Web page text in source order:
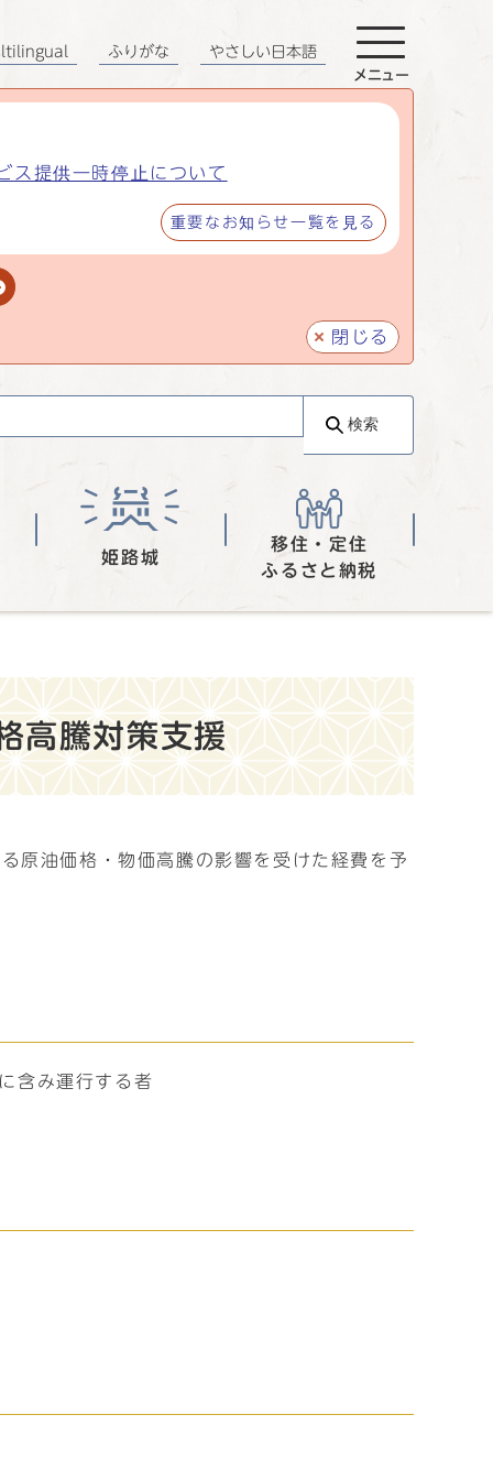
ス提供一時停止について
重要なお知らせ一覧を見る
閉じる
ふりがな やさしい日本語
メニュー
検索
姫路城
移住・定住
ふるさと納税
高騰対策支援
原油価格・物価高騰の影響を受けた経費を予
含み運行する者